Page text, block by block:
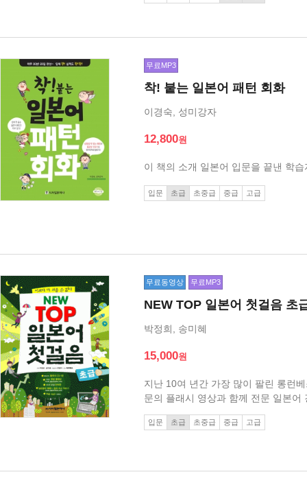
무료MP3
착! 붙는 일본어 패턴 회화
이경숙, 성미강자
12,800
이 책의 소개 일본어 입문을 끝낸 학
입문 초급 초중급 중급 고급
무료동영상 무료MP3
NEW TOP 일본어 첫걸음 초
박정희, 송미혜
15,000
지난 10여 년간 가장 많이 팔린 롱런
문의 플래시 영상과 함께 전문 일본
음 교재(초급)는 총 25과로 구성되어
에 다닐 시간이 없어 처음부터 집에
입문 초급 초중급 중급 고급